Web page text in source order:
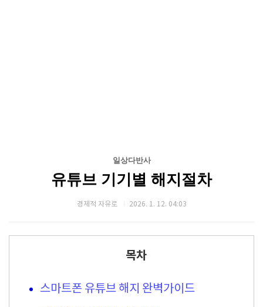
일상다반사
유튜브 기기별 해지절차
경제적 자유로 2026. 1. 12. 04:03
목차
스마트폰 유튜브 해지 완벽가이드